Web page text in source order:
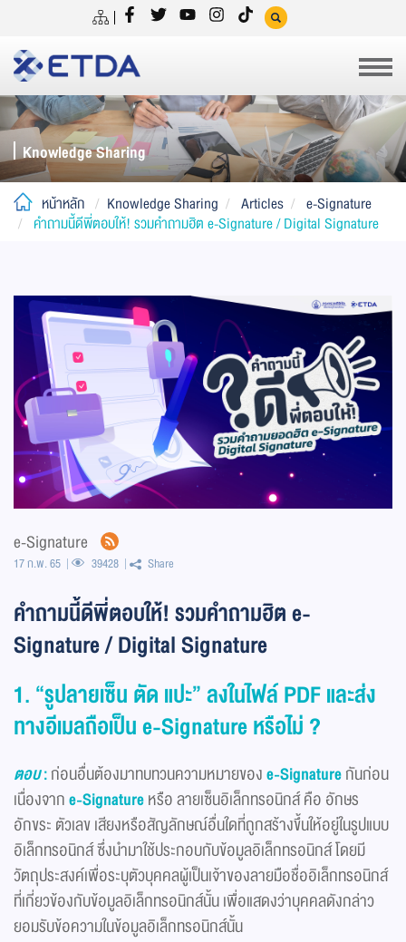
Knowledge Sharing
หน้าหลัก Knowledge Sharing Articles
e-Signature
คำถามนี้ดีพี่ตอบให้! รวมคำถามฮิต e-Signature / Digital Signature
e-Signature
17 ก.พ. 65 39428 Share
คำถามนี้ดีพี่ตอบให้! รวมคำถามฮิต e-
Signature / Digital Signature
1. “รูปลายเซ็น ตัด แปะ” ลงในไฟล์ PDF และส่ง
ทางอีเมลถือเป็น e-Signature หรือไม่ ?
ตอบ:ก่อนอื่นต้องมาทบทวนความหมายของe-Signatureกันก่อน
เนื่องจากe-Signatureหรือ ลายเซ็นอิเล็กทรอนิกส์ คือ อักษร
อักขระ ตัวเลข เสียงหรือสัญลักษณ์อื่นใดที่ถูกสร้างขึ้นให้อยู่ในรูปแบบ
อิเล็กทรอนิกส์ ซึ่งนำมาใช้ประกอบกับข้อมูลอิเล็กทรอนิกส์ โดยมี
วัตถุประสงค์เพื่อระบุตัวบุคคลผู้เป็นเจ้าของลายมือชื่ออิเล็กทรอนิกส์
ที่เกี่ยวข้องกับข้อมูลอิเล็กทรอนิกส์นั้น เพื่อแสดงว่าบุคคลดังกล่าว
ยอมรับข้อความในข้อมูลอิเล็กทรอนิกส์นั้น